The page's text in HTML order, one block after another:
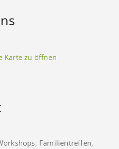
Familientreffen,